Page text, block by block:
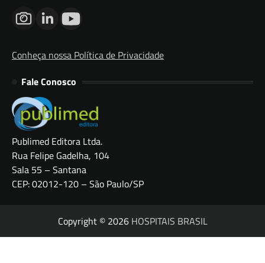
Conheça nossa Política de Privacidade
Fale Conosco
Publimed Editora Ltda.
Rua Felipe Gadelha, 104
Sala 55 – Santana
CEP: 02012-120 – São Paulo/SP
Copyright © 2026 HOSPITAIS BRASIL